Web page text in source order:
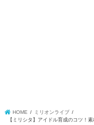
HOME
ミリオンライブ
【ミリシタ】アイドル育成のコツ！